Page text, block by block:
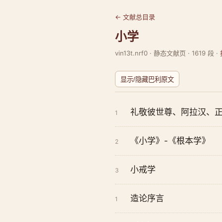
← 文献总目录
小学
vin13t.nrf0 · 静态文献页 · 1619 段 ·
显示/隐藏巴利原文
1 礼敬彼世尊、阿拉汉、
2 《小学》-《根本学》
3 小戒学
1 造论序言